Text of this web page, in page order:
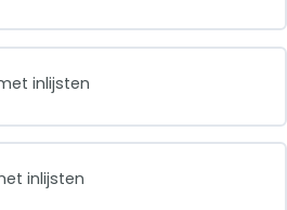
inlijsten
inlijsten